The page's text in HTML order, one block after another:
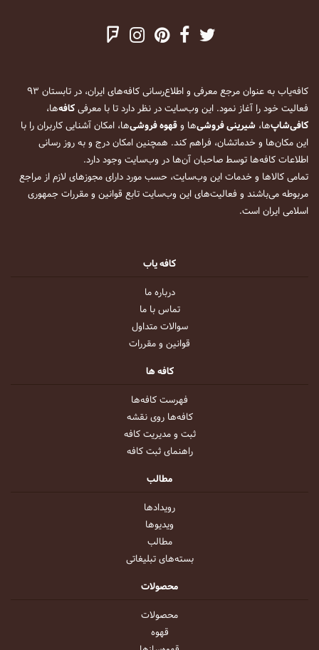
کافه‌یاب به عنوان مرجع معرفی و اطلاع‌رسانی کافه‌های ایران، در تابستان ۹۳
فعالیت خود را آغاز نمود. این وب‌سایت در نظر دارد تا با معرفیکافه‌ها،
کافی‌شاپ‌ها، شیرینی فروشی‌ها وقهوه فروشی‌ها، امکان آشنایی کاربران را با
این مکان‌ها و خدماتشان، فراهم کند. همچنین امکان درج و به روز رسانی
اطلاعات کافه‌ها توسط صاحبان آن‌ها در وب‌سایت وجود دارد.
تمامی کالاها و خدمات این وب‌سایت، حسب مورد دارای مجوزهای لازم از مراجع
مربوطه می‌باشند و فعالیت‌های این وب‌سایت تابع قوانین و مقررات جمهوری
اسلامی ایران است.
کافه یاب
درباره ما
تماس با ما
سوالات متداول
قوانین و مقررات
کافه ها
فهرست کافه‌ها
کافه‌ها روی نقشه
ثبت و مدیریت کافه
راهنمای ثبت کافه
مطالب
رویداد‌ها
ویدیو‌ها
مطالب
بسته‌های تبلیغاتی
محصولات
محصولات
قهوه